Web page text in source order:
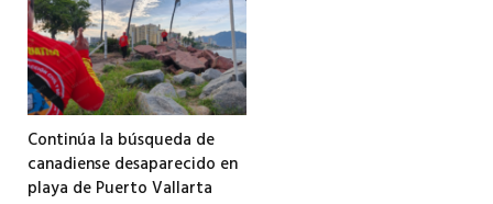
Continúa la búsqueda de
canadiense desaparecido en
playa de Puerto Vallarta